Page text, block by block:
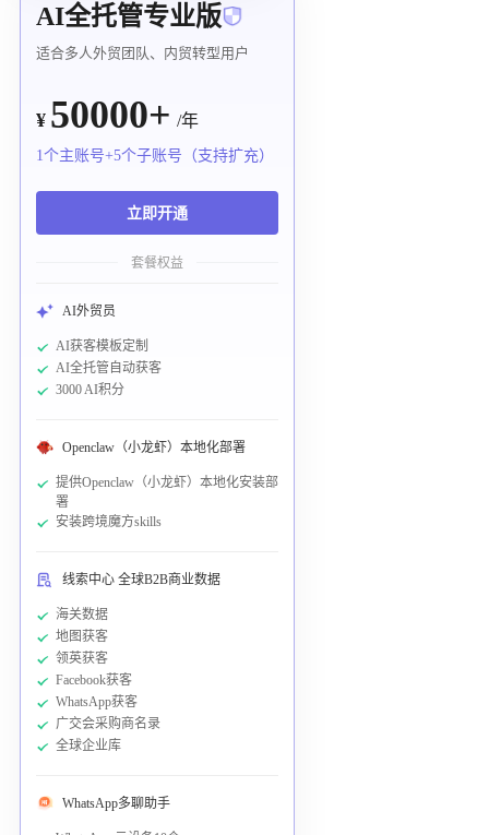
AI全托管专业版
适合多人外贸团队、内贸转型用户
¥ 50000+ /年
1个主账号+5个子账号（支持扩充）
立即开通
套餐权益
AI外贸员
AI获客模板定制
AI全托管自动获客
3000 AI积分
Openclaw（小龙虾）本地化部署
提供Openclaw（小龙虾）本地化安装部
署
安装跨境魔方skills
线索中心 全球B2B商业数据
海关数据
地图获客
领英获客
Facebook获客
WhatsApp获客
广交会采购商名录
全球企业库
WhatsApp多聊助手